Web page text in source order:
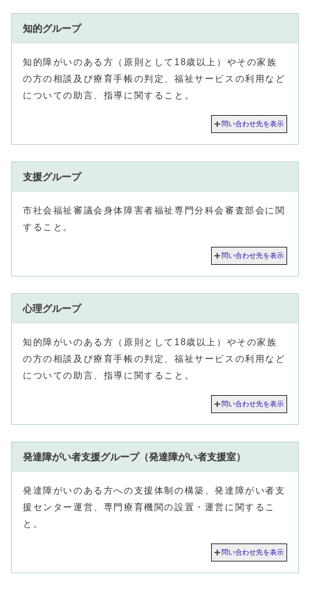
知的グループ
知的障がいのある方（原則として18歳以上）やその家族
の方の相談及び療育手帳の判定、福祉サービスの利用など
についての助言、指導に関すること。
問い合わせ先を表示
支援グループ
市社会福祉審議会身体障害者福祉専門分科会審査部会に関
すること。
問い合わせ先を表示
心理グループ
知的障がいのある方（原則として18歳以上）やその家族
の方の相談及び療育手帳の判定、福祉サービスの利用など
についての助言、指導に関すること。
問い合わせ先を表示
発達障がい者支援グループ（発達障がい者支援室）
発達障がいのある方への支援体制の構築、発達障がい者支
援センター運営、専門療育機関の設置・運営に関するこ
と。
問い合わせ先を表示